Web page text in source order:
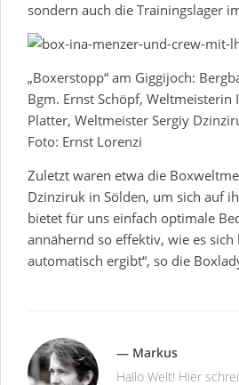
sondern auch die Trainingslager
„Boxerstopp“ am Giggijoch:
Bgm. Ernst Schöpf, Weltmeisterin
Platter, Weltmeister Sergiy
Foto: Ernst Lorenzi
Zuletzt waren etwa die
Dzinziruk in Sölden, um sich auf
bietet für uns einfach optimale
annähernd so effektiv, wie es
automatisch ergibt“, so die
— Markus
Hallo Welt! Hier